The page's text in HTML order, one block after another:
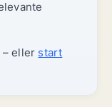
– eller start